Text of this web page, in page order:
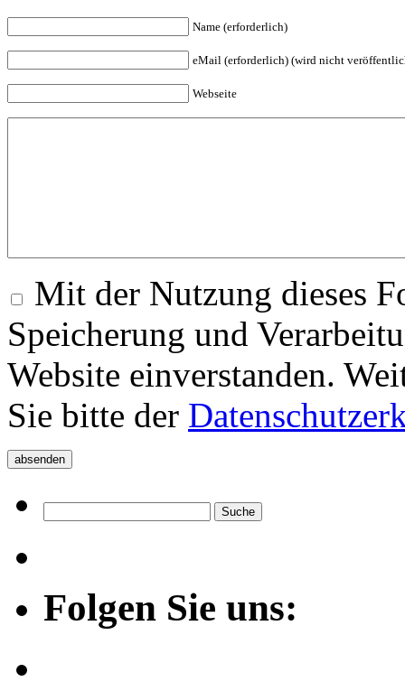
Name (erforderlich)
eMail (erforderlich) (wird nicht
Webseite
Mit der Nutzung dieses
Speicherung und
Website einverstanden.
Sie bitte der
Folgen Sie uns: